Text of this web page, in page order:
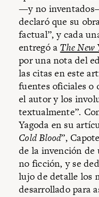
—y no
declaró que su
factual”, y cada
entregó a The New
por una nota del
las citas en este
fuentes oficiales o
el autor y los
textualmente”.
Yagoda en su
Cold Blood”,
de la invención de
no ficción, y se
lujo de detalle los
desarrollado para